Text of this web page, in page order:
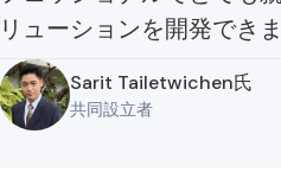
リューションを開発でき
Sarit Tailetwichen氏
共同設立者